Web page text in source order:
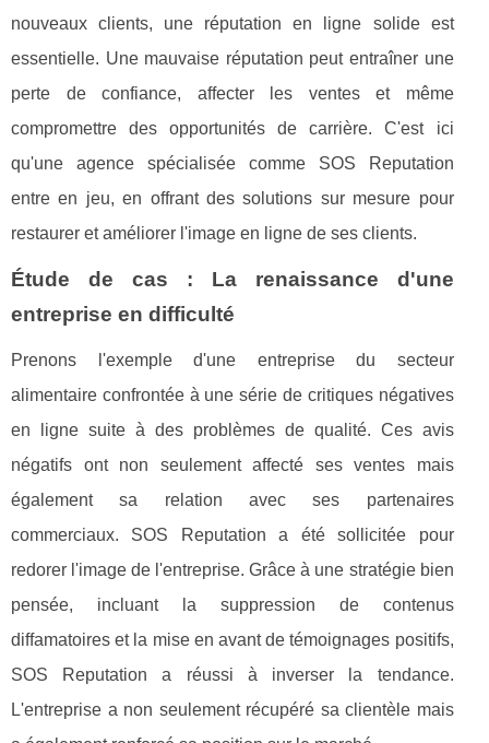
nouveaux clients, une réputation en ligne solide est
essentielle. Une mauvaise réputation peut entraîner une
perte de confiance, affecter les ventes et même
compromettre des opportunités de carrière. C'est ici
qu'une agence spécialisée comme SOS Reputation
entre en jeu, en offrant des solutions sur mesure pour
restaurer et améliorer l'image en ligne de ses clients.
Étude de cas : La renaissance d'une
entreprise en difficulté
Prenons l'exemple d'une entreprise du secteur
alimentaire confrontée à une série de critiques négatives
en ligne suite à des problèmes de qualité. Ces avis
négatifs ont non seulement affecté ses ventes mais
également sa relation avec ses partenaires
commerciaux. SOS Reputation a été sollicitée pour
redorer l'image de l'entreprise. Grâce à une stratégie bien
pensée, incluant la suppression de contenus
diffamatoires et la mise en avant de témoignages positifs,
SOS Reputation a réussi à inverser la tendance.
L'entreprise a non seulement récupéré sa clientèle mais